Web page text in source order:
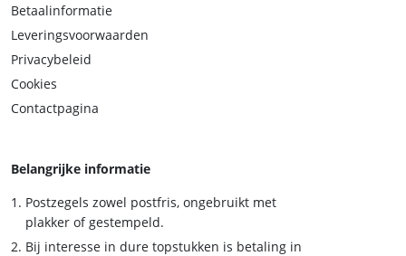
Betaalinformatie
Leveringsvoorwaarden
Privacybeleid
Cookies
Contactpagina
Belangrijke informatie
Postzegels zowel postfris, ongebruikt met
plakker of gestempeld.
Bij interesse in dure topstukken is betaling in